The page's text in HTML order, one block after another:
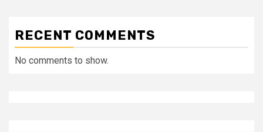
RECENT COMMENTS
No comments to show.